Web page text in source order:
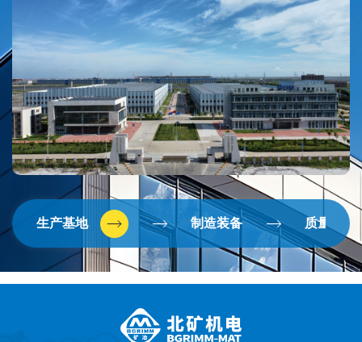
性研究与设计机构，在行业内享有盛誉，采、选、冶专业齐
全，产、学、研体系较为健全，拥有自主研发设计、小试中
试、产品制造与技术产品推广与售后等全流程服务团队，为
科技成果转化保驾护航。针对成果转化落地，将制订切合实
际的营销推广策略，配合国家矿山建设指导政策，密切关注
矿企建设情况，凭借自身多年积累的技术和经验，为企业设
备选型提供意见和指导，优化设计方案，以多年来在矿冶行
业里的影响力，积极引导企业向集约化、智能化和高效化的
生产迈进。
(三) 服务京津冀协同创新和一带一路建设，助力北京建
设全国科技创新中心
公司积极响应国家号召，加大京津冀协同创新和“一带一
路”国家合作力度。近年来，公司高度重视智能矿冶装备技
术开发，取得了阶段性成果。例如，代表着世界浮选机先进
足大规模低品矿产资源高效绿色智能开发的市场需求；摇床
智能巡检机器人产品和技术取得新突破，融合多项人工智能
生产基地 制造装备 质量检测